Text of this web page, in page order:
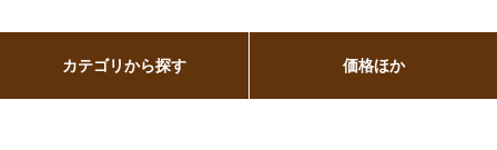
カテゴリから探す 価格ほか